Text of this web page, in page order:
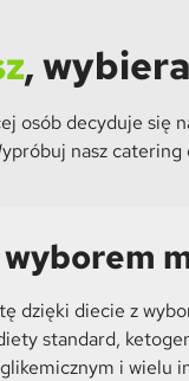
,
osób decyduje się
nasz
dzięki diecie z
standard,
i wielu